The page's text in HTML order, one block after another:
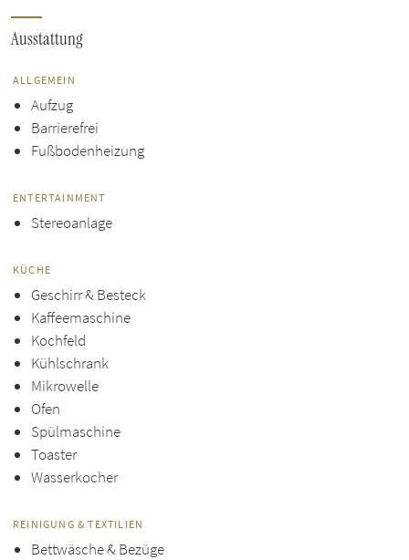
Ausstattung
ALLGEMEIN
Aufzug
Barrierefrei
Fußbodenheizung
ENTERTAINMENT
Stereoanlage
KÜCHE
Geschirr & Besteck
Kaffeemaschine
Kochfeld
Kühlschrank
Mikrowelle
Ofen
Spülmaschine
Toaster
Wasserkocher
REINIGUNG & TEXTILIEN
Bettwäsche & Bezüge